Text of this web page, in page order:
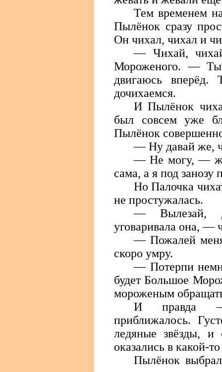
Тем временем
Пылёнок сразу
Он чихал, чихал и
— Чихай,
Мороженого. —
двигаюсь
дочихаемся.
И Пылёнок
был совсем уже
Пылёнок
— Ну давай же,
— Не могу, —
сама, а я под занозу
Но Палочка
не простужалась.
— Вылезай,
уговаривала она, —
— Пожалей
скоро умру.
— Потерпи
будет Большое
мороженым
И правда —
приближалось.
ледяные звёзды,
оказались в какой-
Пылёнок